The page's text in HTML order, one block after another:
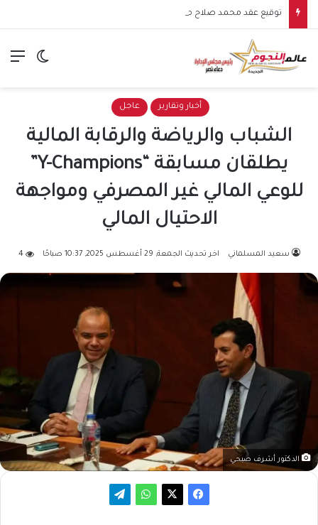
الوضع
أخبار وتقارير عاجل
الشباب والرياضة والرقابة المالية
يطلقان مسابقة “Y-Champions”
للوعي المالي غير المصرفي ومواجهة
الاحتيال المالي
سعيد المسلماني اخر تحديث الجمعة, 29 أغسطس 2025, 10:37 صباحًا 4
الدكتور أشرف صبحي